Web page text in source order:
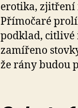
erotika, zjitření
Přímočaré
podklad, citlivé
zamířeno
že rány budou